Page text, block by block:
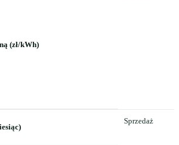
(zł/kWh)
Sprzedaż